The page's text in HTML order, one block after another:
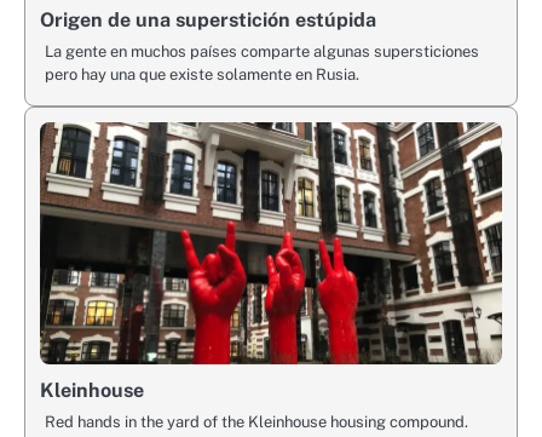
Origen de una superstición estúpida
La gente en muchos países comparte algunas supersticiones
pero hay una que existe solamente en Rusia.
Kleinhouse
Red hands in the yard of the Kleinhouse housing compound.